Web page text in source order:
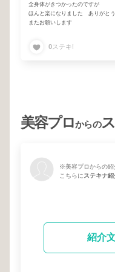
全身体がきつかったのですが
ほんと楽になりました ありがと
またお願いします
0ステキ!
美容プロからの
※美容プロからの紹
こちらにステキナ紹
紹介